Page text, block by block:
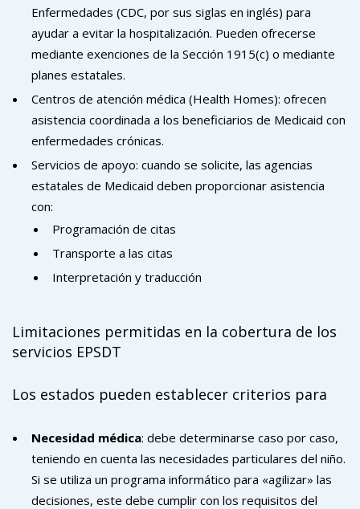
Enfermedades (CDC, por sus siglas en inglés) para
ayudar a evitar la hospitalización. Pueden ofrecerse
mediante exenciones de la Sección 1915(c) o mediante
planes estatales.
Centros de atención médica (Health Homes): ofrecen
asistencia coordinada a los beneficiarios de Medicaid con
enfermedades crónicas.
Servicios de apoyo: cuando se solicite, las agencias
estatales de Medicaid deben proporcionar asistencia
con:
Programación de citas
Transporte a las citas
Interpretación y traducción
Limitaciones permitidas en la cobertura de los
servicios EPSDT
Los estados pueden establecer criterios para
Necesidad médica: debe determinarse caso por caso,
teniendo en cuenta las necesidades particulares del niño.
Si se utiliza un programa informático para «agilizar» las
decisiones, este debe cumplir con los requisitos del